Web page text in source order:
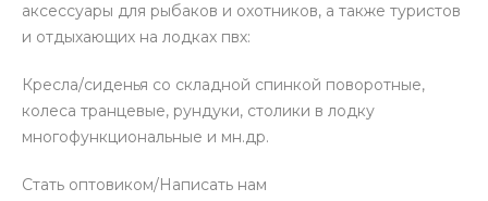
аксессуары для рыбаков и охотников, а также туристов
и отдыхающих на лодках пвх:
Кресла/сиденья со складной спинкой поворотные,
колеса транцевые, рундуки, столики в лодку
многофункциональные и мн.др.
Стать оптовиком/Написать нам